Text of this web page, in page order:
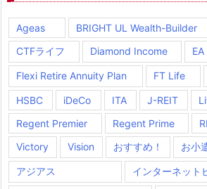
Ageas BRIGHT UL Wealth-Builder
CTFライフ
Diamond Income EA
Flexi Retire Annuity Plan FT Life
HSBC iDeCo ITA J-REIT
Regent Premier
Regent Prime
Victory
Vision おすすめ！ お小
アジアス インターネット